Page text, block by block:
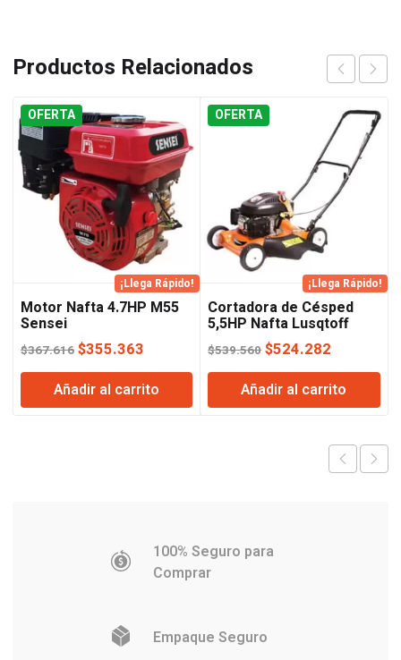
Productos Relacionados
OFERTA
¡Llega Rápido!
Motor Nafta 4.7HP M55
Sensei
$367.616 El
precio
original
era:
$355.363
precio
actual
es:
Añadir al carrito
OFERTA
¡Llega Rápido!
Cortadora de Césped
5,5HP Nafta Lusqtoff
$539.560El
precio
original
era:
$524.282
precio
actual
es:
Añadir al carrito
100% Seguro para
Comprar
Empaque Seguro